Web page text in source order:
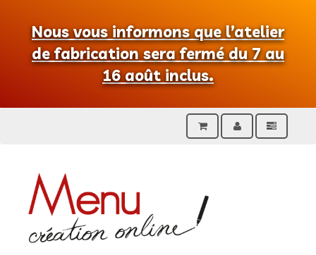
Nous vous informons que l’atelier
de fabrication sera fermé du 7 au
16 août inclus.